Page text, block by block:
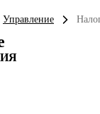
Управление